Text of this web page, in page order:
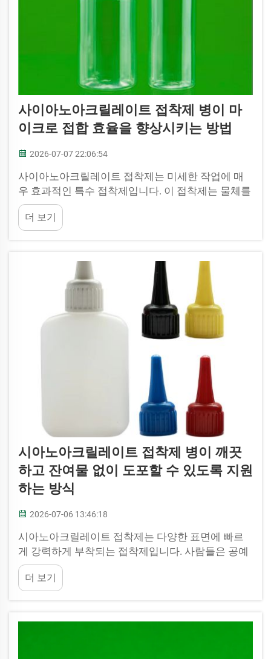
사이아노아크릴레이트 접착제 병이 마
이크로 접합 효율을 향상시키는 방법
2026-07-07 22:06:54
사이아노아크릴레이트 접착제는 미세한 작업에 매
우 효과적인 특수 접착제입니다. 이 접착제는 물체를
매우 빠르게 결합시켜 소형 부품을 접합할 때 유용합
니다. 사이아노아크릴레이트 접착제의 가장 큰 장점
은 건조 속도가 빠르고 강력한 접합력을 제공한다는
더 보기
시아노아크릴레이트 접착제 병이 깨끗
하고 잔여물 없이 도포할 수 있도록 지원
하는 방식
2026-07-06 13:46:18
시아노아크릴레이트 접착제는 다양한 표면에 빠르
게 강력하게 부착되는 접착제입니다. 사람들은 공예
제작, 수리 등 여러 용도로 이를 사용합니다. 이 접착
제를 효과적으로 사용하는 한 가지 좋은 방법은 전용
디자인의 병을 활용하는 것입니다. JB BOTTLE은 이
합니다...
더 보기